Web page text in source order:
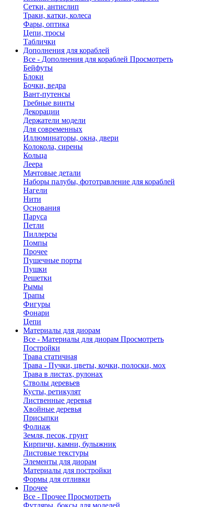
Сетки, антислип
Траки, катки, колеса
Фары, оптика
Цепи, тросы
Таблички
Дополнения для кораблей
Все - Дополнения для кораблей Просмотреть
Бейфуты
Блоки
Бочки, ведра
Вант-путенсы
Гребные винты
Декорации
Держатели модели
Для современных
Иллюминаторы, окна, двери
Колокола, сирены
Кольца
Леера
Мачтовые детали
Наборы палубы, фототравление для кораблей
Нагели
Нити
Основания
Паруса
Петли
Пиллерсы
Помпы
Прочее
Пушечные порты
Пушки
Решетки
Рымы
Трапы
Фигуры
Фонари
Цепи
Материалы для диорам
Все - Материалы для диорам Просмотреть
Постройки
Трава статичная
Трава - Пучки, цветы, кочки, полоски, мох
Трава в листах, рулонах
Стволы деревьев
Кусты, ретикулят
Лиственные деревья
Хвойные деревья
Присыпки
Фолиаж
Земля, песок, грунт
Кирпичи, камни, булыжник
Листовые текстуры
Элементы для диорам
Материалы для постройки
Формы для отливки
Прочее
Все - Прочее Просмотреть
Футляры, боксы для моделей